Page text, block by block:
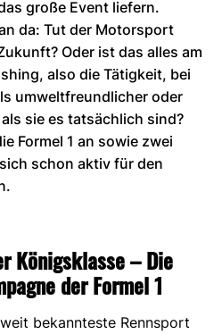
große Event liefern.
da: Tut der Motorsport
Oder ist das alles am
also die Tätigkeit, bei
umweltfreundlicher oder
sie es tatsächlich sind?
Formel 1 an sowie zwei
schon aktiv für den
Königsklasse – Die
der Formel 1
bekannteste Rennsport